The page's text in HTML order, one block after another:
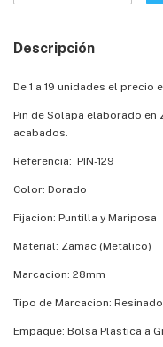
Descripción
De 1 a 19 unidades el precio
Pin de Solapa elaborado en
acabados.
Referencia: PIN-129
Color: Dorado
Fijacion: Puntilla y Mariposa
Material: Zamac (Metalico)
Marcacion: 28mm
Tipo de Marcacion: Resinado
Empaque: Bolsa Plastica a